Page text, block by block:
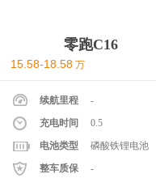
零跑C16
15.58-18.58 万
续航里程
-
充电时间
0.5
电池类型
磷酸铁锂电池
整车质保
-